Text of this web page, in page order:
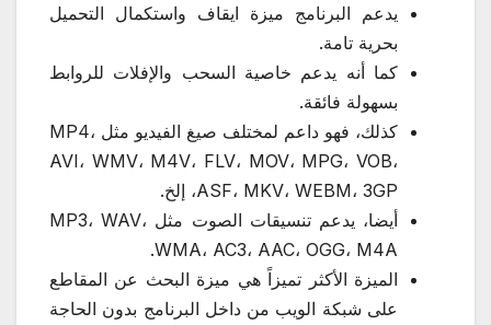
يدعم البرنامج ميزة ايقاف واستكمال التحميل
بحرية تامة.
كما أنه يدعم خاصية السحب والإفلات للروابط
بسهولة فائقة.
كذلك، فهو داعم لمختلف صيغ الفيديو مثل MP4،
AVI، WMV، M4V، FLV، MOV، MPG، VOB،
ASF، MKV، WEBM، 3GP، إلخ.
أيضا، يدعم تنسيقات الصوت مثل MP3، WAV،
WMA، AC3، AAC، OGG، M4A.
الميزة الأكثر تميزاً هي ميزة البحث عن المقاطع
على شبكة الويب من داخل البرنامج بدون الحاجة